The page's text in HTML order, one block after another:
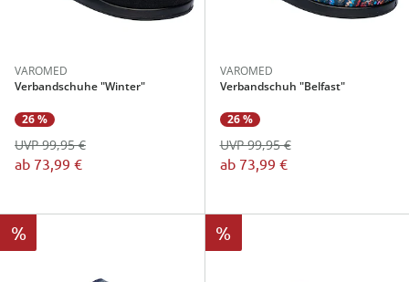
VAROMED
Verbandschuhe "Winter"
26 %
ab 73,99 €
UVP 99,95 €
VAROMED
Verbandschuh "Belfast"
26 %
ab 73,99 €
UVP 99,95 €
% %